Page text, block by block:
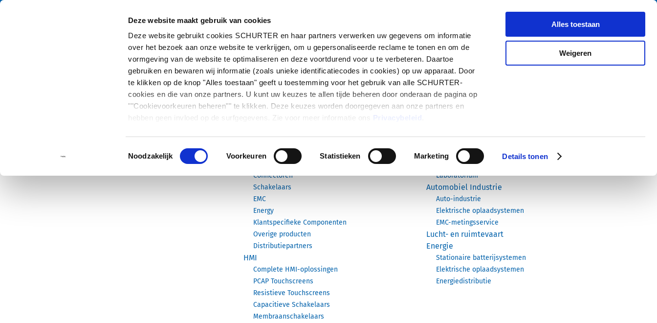
Deze website maakt gebruik van cookies
Deze website gebruikt cookies SCHURTER en haar partners verwerken uw gegevens om informatie
over het bezoek aan onze website te verkrijgen, om u gepersonaliseerde reclame te tonen en om de
vormgeving van de website te optimaliseren en deze voortdurend voor u te verbeteren. Daartoe
gebruiken en bewaren wij informatie (zoals unieke identificatiecodes in cookies) op uw apparaat. Door
te klikken op de knop "Alles toestaan" geeft u toestemming voor het gebruik van alle SCHURTER-
cookies en die van onze partners. U kunt uw keuzes te allen tijde beheren door onderaan de pagina op
""Cookievoorkeuren beheren"" te klikken. Deze keuzes worden doorgegeven aan onze partners en
hebben geen invloed op de surfgegevens. Zie voor meer informatie ons Privacybeleid
Toestemmingsselectie
Noodzakelijk Voorkeuren Statistieken Marketing Details tonen
Alles toestaan
Weigeren
Catalogus Producten Markten Contact
Producten
Nieuwe producten
Componenten
Circuitbeveiliging
Connectoren
Schakelaars
EMC
Energy
Klantspecifieke Componenten
Overige producten
Distributiepartners
HMI
Complete HMI-oplossingen
PCAP Touchscreens
Resistieve Touchscreens
Capacitieve Schakelaars
Membraanschakelaars
Markten
Industriële Automatisering
Medische Apparatuur
Laboratorium
Automobiel Industrie
Auto-industrie
Elektrische oplaadsystemen
EMC-metingsservice
Lucht- en ruimtevaart
Energie
Stationaire batterijsystemen
Elektrische oplaadsystemen
Energiedistributie